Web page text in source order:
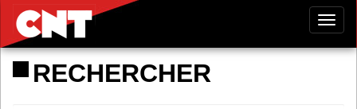
RECHERCHER